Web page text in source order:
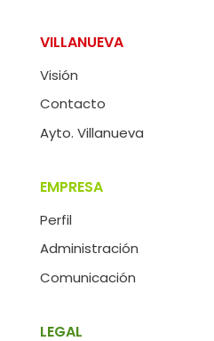
VILLANUEVA
Visión
Contacto
Ayto. Villanueva
EMPRESA
Perfil
Administración
Comunicación
LEGAL